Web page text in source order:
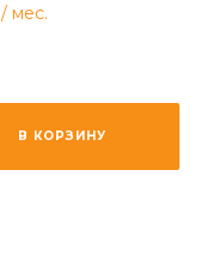
/ мес.
В КОРЗИНУ